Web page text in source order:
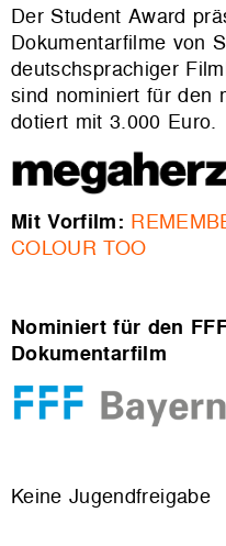
Der Student Award
Dokumentarfilme von
deutschsprachiger
sind nominiert für den
dotiert mit 3.000 Euro.
Mit Vorfilm:
COLOUR TOO
Nominiert für den
Dokumentarfilm
Keine Jugendfreigabe